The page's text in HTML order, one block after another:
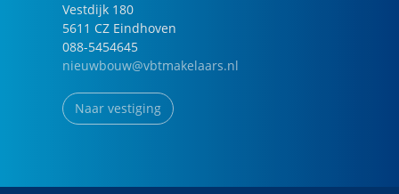
Vestdijk 180
5611 CZ Eindhoven
088-5454645
nieuwbouw@vbtmakelaars.nl
Naar vestiging